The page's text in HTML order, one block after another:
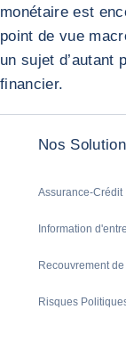
monétaire est
point de vue
un sujet d’autant
financier.
Nos
Assurance-Crédit
Information
Recouvrement
Risques